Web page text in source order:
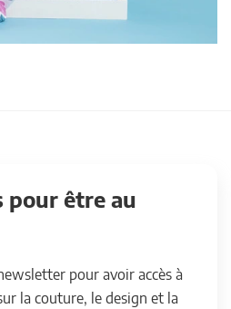
pour être au
pour avoir accès à
la couture, le design et la